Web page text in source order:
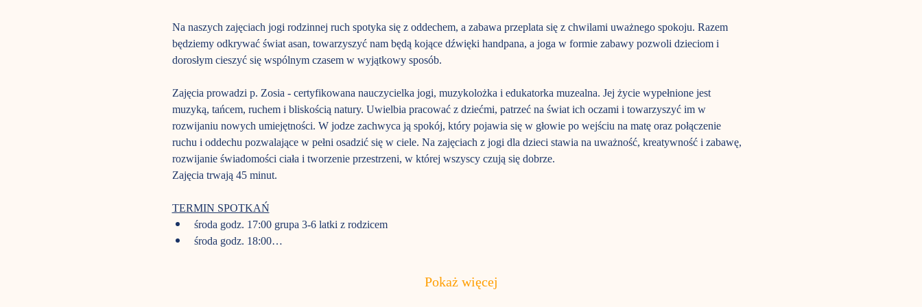
Na naszych zajęciach jogi rodzinnej ruch spotyka się z oddechem, a zabawa przeplata się z chwilami uważnego spokoju. Razem
będziemy odkrywać świat asan, towarzyszyć nam będą kojące dźwięki handpana, a joga w formie zabawy pozwoli dzieciom i
dorosłym cieszyć się wspólnym czasem w wyjątkowy sposób.
Zajęcia prowadzi p. Zosia - certyfikowana nauczycielka jogi, muzykolożka i edukatorka muzealna. Jej życie wypełnione jest
muzyką, tańcem, ruchem i bliskością natury. Uwielbia pracować z dziećmi, patrzeć na świat ich oczami i towarzyszyć im w
rozwijaniu nowych umiejętności. W jodze zachwyca ją spokój, który pojawia się w głowie po wejściu na matę oraz połączenie
ruchu i oddechu pozwalające w pełni osadzić się w ciele. Na zajęciach z jogi dla dzieci stawia na uważność, kreatywność i zabawę,
rozwijanie świadomości ciała i tworzenie przestrzeni, w której wszyscy czują się dobrze.
Zajęcia trwają 45 minut.
TERMIN SPOTKAŃ
środa godz. 17:00 grupa 3-6 latki z rodzicem
środa godz. 18:00…
Pokaż więcej